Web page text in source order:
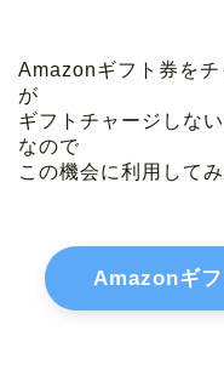
Amazonギフト券を
が
ギフトチャージしな
なので
この機会に利用してみ
Amazonギ